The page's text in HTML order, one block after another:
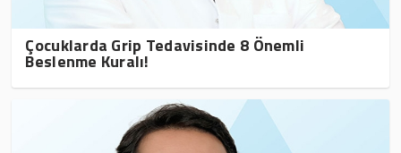
Çocuklarda Grip Tedavisinde 8 Önemli
Beslenme Kuralı!